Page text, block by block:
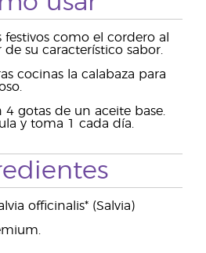
festivos como el cordero al
su característico sabor.
cocinas la calabaza para
gotas de un aceite base.
y toma 1 cada día.
officinalis* (Salvia)